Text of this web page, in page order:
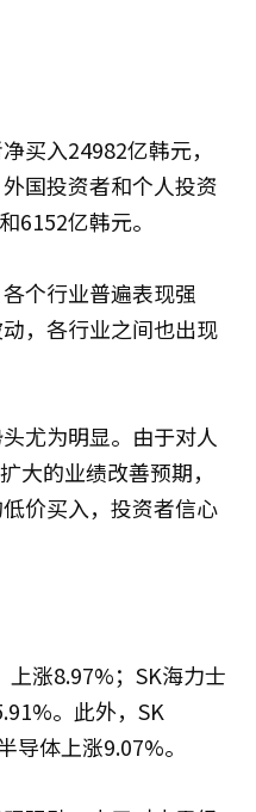
买入24982亿韩元，
国投资者和个人投资
6152亿韩元。
个行业普遍表现强
，各行业之间也出现
尤为明显。由于对人
大的业绩改善预期，
价买入，投资者信心
涨8.97%；SK海力士
。此外，SK
导体上涨9.07%。